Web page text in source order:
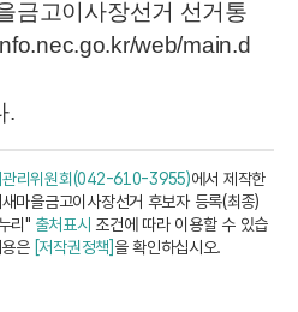
금고이사장선거 선거통
web/main.d
.
관리위원회(042-610-3955)에서 제작한
마을금고이사장선거 후보자 등록(최종)
리" 출처표시 조건에 따라 이용할 수 있습
은 [저작권정책]을 확인하십시오.